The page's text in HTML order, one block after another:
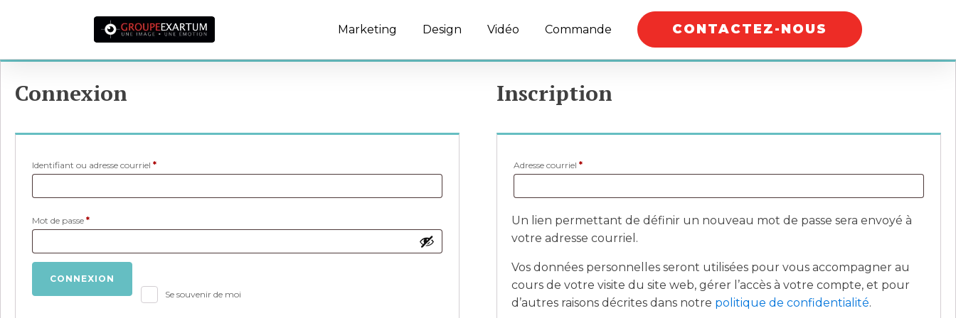
Marketing Design Vidéo Commande CONTACTEZ-NOUS
Connexion
Identifiant ou adresse courriel *Obligatoire
Mot de passe *Obligatoire
Se souvenir de moi
CONNEXION
Inscription
Adresse courriel*Obligatoire
Un lien permettant de définir un nouveau mot de passe sera envoyé à
votre adresse courriel.
Vos données personnelles seront utilisées pour vous accompagner au
cours de votre visite du site web, gérer l’accès à votre compte, et pour
d’autres raisons décrites dans notre politique de confidentialité.